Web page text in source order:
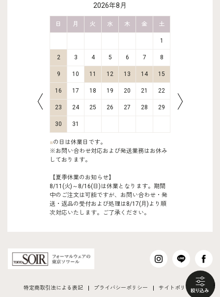
2026年8月
日 月 火 水 木 金 土
1
2 3 4 5 6 7 8
9 10 11 12 13 14 15
16 17 18 19 20 21 22
23 24 25 26 27 28 29
30 31
■の日は休業日です。
※お問い合わせ対応および発送業務はお休み
しております。
【夏季休業のお知らせ】
8/11(火)～8/16(日)は休業となります。期間
中のご注文は可能ですが、お問い合わせ・発
送・返品の受付および処理は8/17(月)より順
次対応いたします。ご了承ください。
特定商取引法による表記 プライバシーポリシー サイトポリシー